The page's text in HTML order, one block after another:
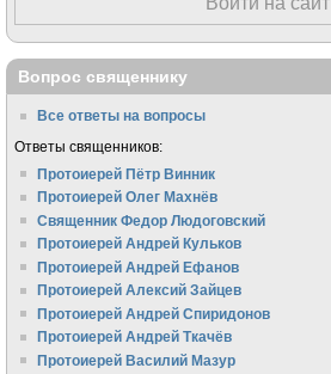
Вопрос священнику
Все ответы на вопросы
Ответы священников:
Протоиерей Пётр Винник
Протоиерей Олег Махнёв
Священник Федор Людоговский
Протоиерей Андрей Кульков
Протоиерей Андрей Ефанов
Протоиерей Алексий Зайцев
Протоиерей Андрей Спиридонов
Протоиерей Андрей Ткачёв
Протоиерей Василий Мазур